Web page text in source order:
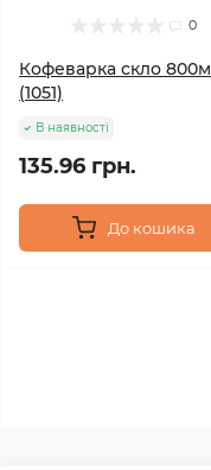
0
Кофеварка скло
(1051)
В наявності
135.96 грн.
До кошика